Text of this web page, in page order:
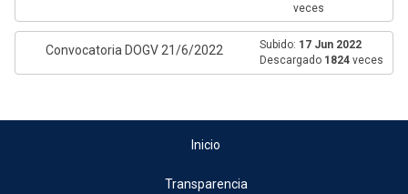
veces
Convocatoria DOGV 21/6/2022 Subido: 17 Jun 2022
Descargado 1824 veces
Inicio
Transparencia